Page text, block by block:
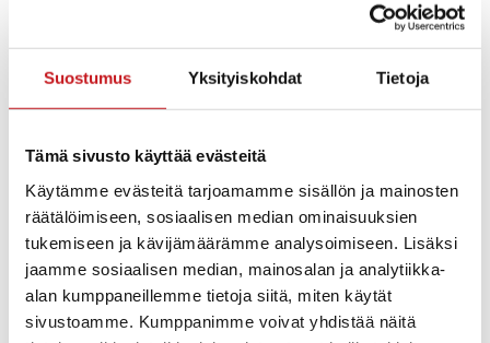
Suostumus Yksityiskohdat Tietoja
Tämä sivusto käyttää evästeitä
Käytämme evästeitä tarjoamamme sisällön ja mainosten
räätälöimiseen, sosiaalisen median ominaisuuksien
tukemiseen ja kävijämäärämme analysoimiseen. Lisäksi
jaamme sosiaalisen median, mainosalan ja analytiikka-
alan kumppaneillemme tietoja siitä, miten käytät
sivustoamme. Kumppanimme voivat yhdistää näitä
Klo 12.40 ulkoilu(säävaraus)
Klo 13.30 välipala
Klo 14.00 läksyt, leikit, pelit, askartelut, yms.
puuhastelut